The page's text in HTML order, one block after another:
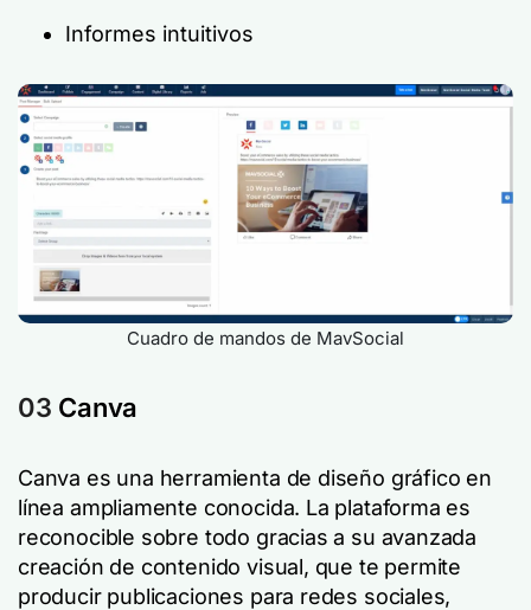
Informes intuitivos
Cuadro de mandos de MavSocial
03 Canva
Canva es una herramienta de diseño gráfico en
línea ampliamente conocida. La plataforma es
reconocible sobre todo gracias a su avanzada
creación de contenido visual, que te permite
producir publicaciones para redes sociales,